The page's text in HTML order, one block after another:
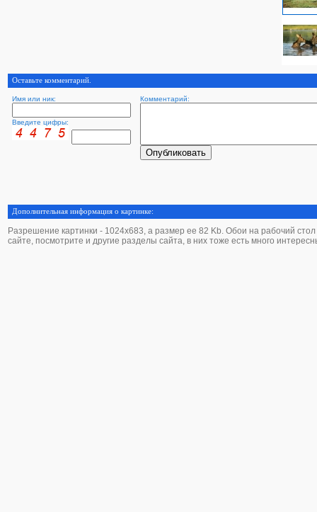
Оставьте комментарий.
Имя или ник: Комментарий:
Введите цифры:
Дополнительная информация о картинке:
Разрешение картинки - 1024х683, а размер ее 82 Kb. Обои на рабочий
сайте, посмотрите и другие разделы сайта, в них тоже есть много